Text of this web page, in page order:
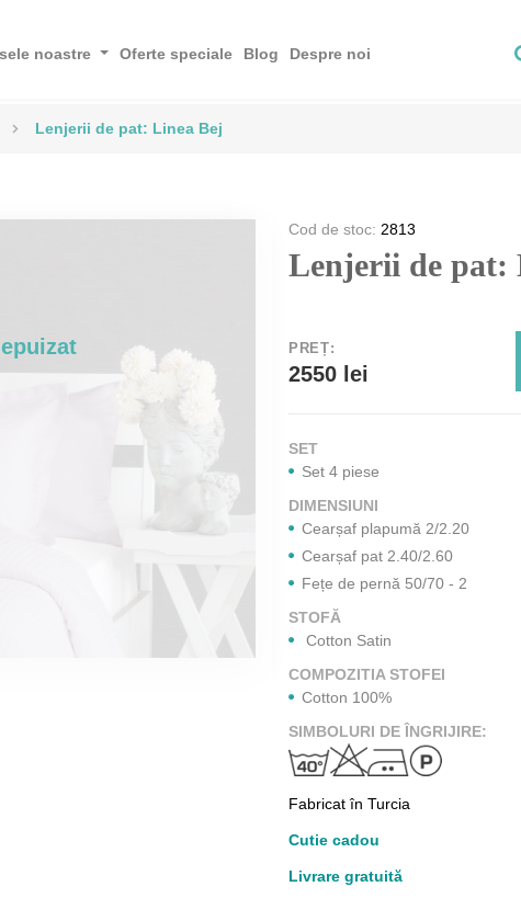
noastre Oferte speciale Blog Despre noi
Lenjerii de pat: Linea Bej
Cod de stoc: 2813
Lenjerii de pat:
PREȚ:
2550 lei
SET
Set 4 piese
DIMENSIUNI
Cearșaf plapumă 2/2.20
Cearșaf pat 2.40/2.60
Fețe de pernă 50/70 - 2
STOFĂ
Cotton Satin
COMPOZITIA STOFEI
Cotton 100%
SIMBOLURI DE ÎNGRIJIRE:
Fabricat în Turcia
Cutie cadou
Livrare gratuită